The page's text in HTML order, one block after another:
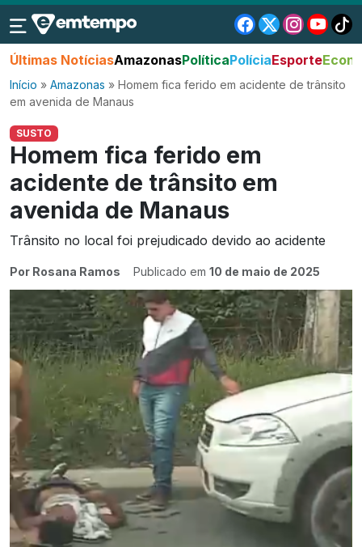
Últimas NotíciasAmazonasPolíticaPolíciaEsporte
Início » Amazonas » Homem fica ferido em acidente de trânsito
em avenida de Manaus
SUSTO
Homem fica ferido em
acidente de trânsito em
avenida de Manaus
Trânsito no local foi prejudicado devido ao acidente
Por Rosana Ramos Publicado em 10 de maio de 2025